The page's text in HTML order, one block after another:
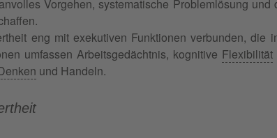
Vorgehen, systematische Problemlösung
eng mit exekutiven Funktionen verbunden, die
umfassen Arbeitsgedächtnis, kognitive Flexibilität
und Handeln.